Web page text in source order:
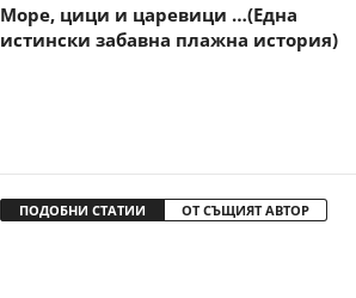
Море, цици и царевици …(Една
истински забавна плажна история)
ПОДОБНИ СТАТИИ ОТ СЪЩИЯТ АВТОР